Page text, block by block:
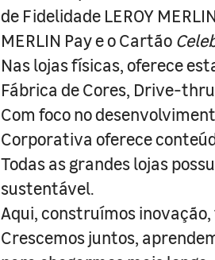
de Fidelidade LEROY
MERLIN Pay e o Cartão
Nas lojas físicas, oferece
Fábrica de Cores, Drive-
Com foco no
Corporativa oferece
Todas as grandes lojas
sustentável.
Aqui, construímos
Crescemos juntos,